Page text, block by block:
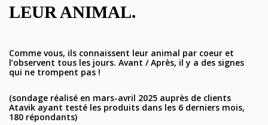
LEUR ANIMAL.
Comme vous, ils connaissent leur animal par coeur et
l’observent tous les jours. Avant / Après, il y a des signes
qui ne trompent pas !
(sondage réalisé en mars-avril 2025 auprès de clients
Atavik ayant testé les produits dans les 6 derniers mois,
180 répondants)